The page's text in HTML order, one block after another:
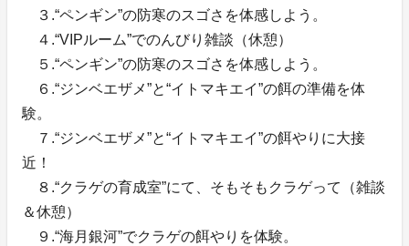
３.“ペンギン”の防寒のスゴさを体感しよう。
４.“VIPルーム”でのんびり雑談（休憩）
５.“ペンギン”の防寒のスゴさを体感しよう。
６.“ジンベエザメ”と“イトマキエイ”の餌の準備を体
験。
７.“ジンベエザメ”と“イトマキエイ”の餌やりに大接
近！
８.“クラゲの育成室”にて、そもそもクラゲって（雑談
＆休憩）
９.“海月銀河”でクラゲの餌やりを体験。